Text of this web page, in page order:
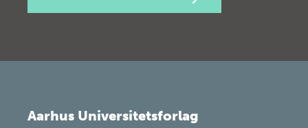
Aarhus Universitetsforlag